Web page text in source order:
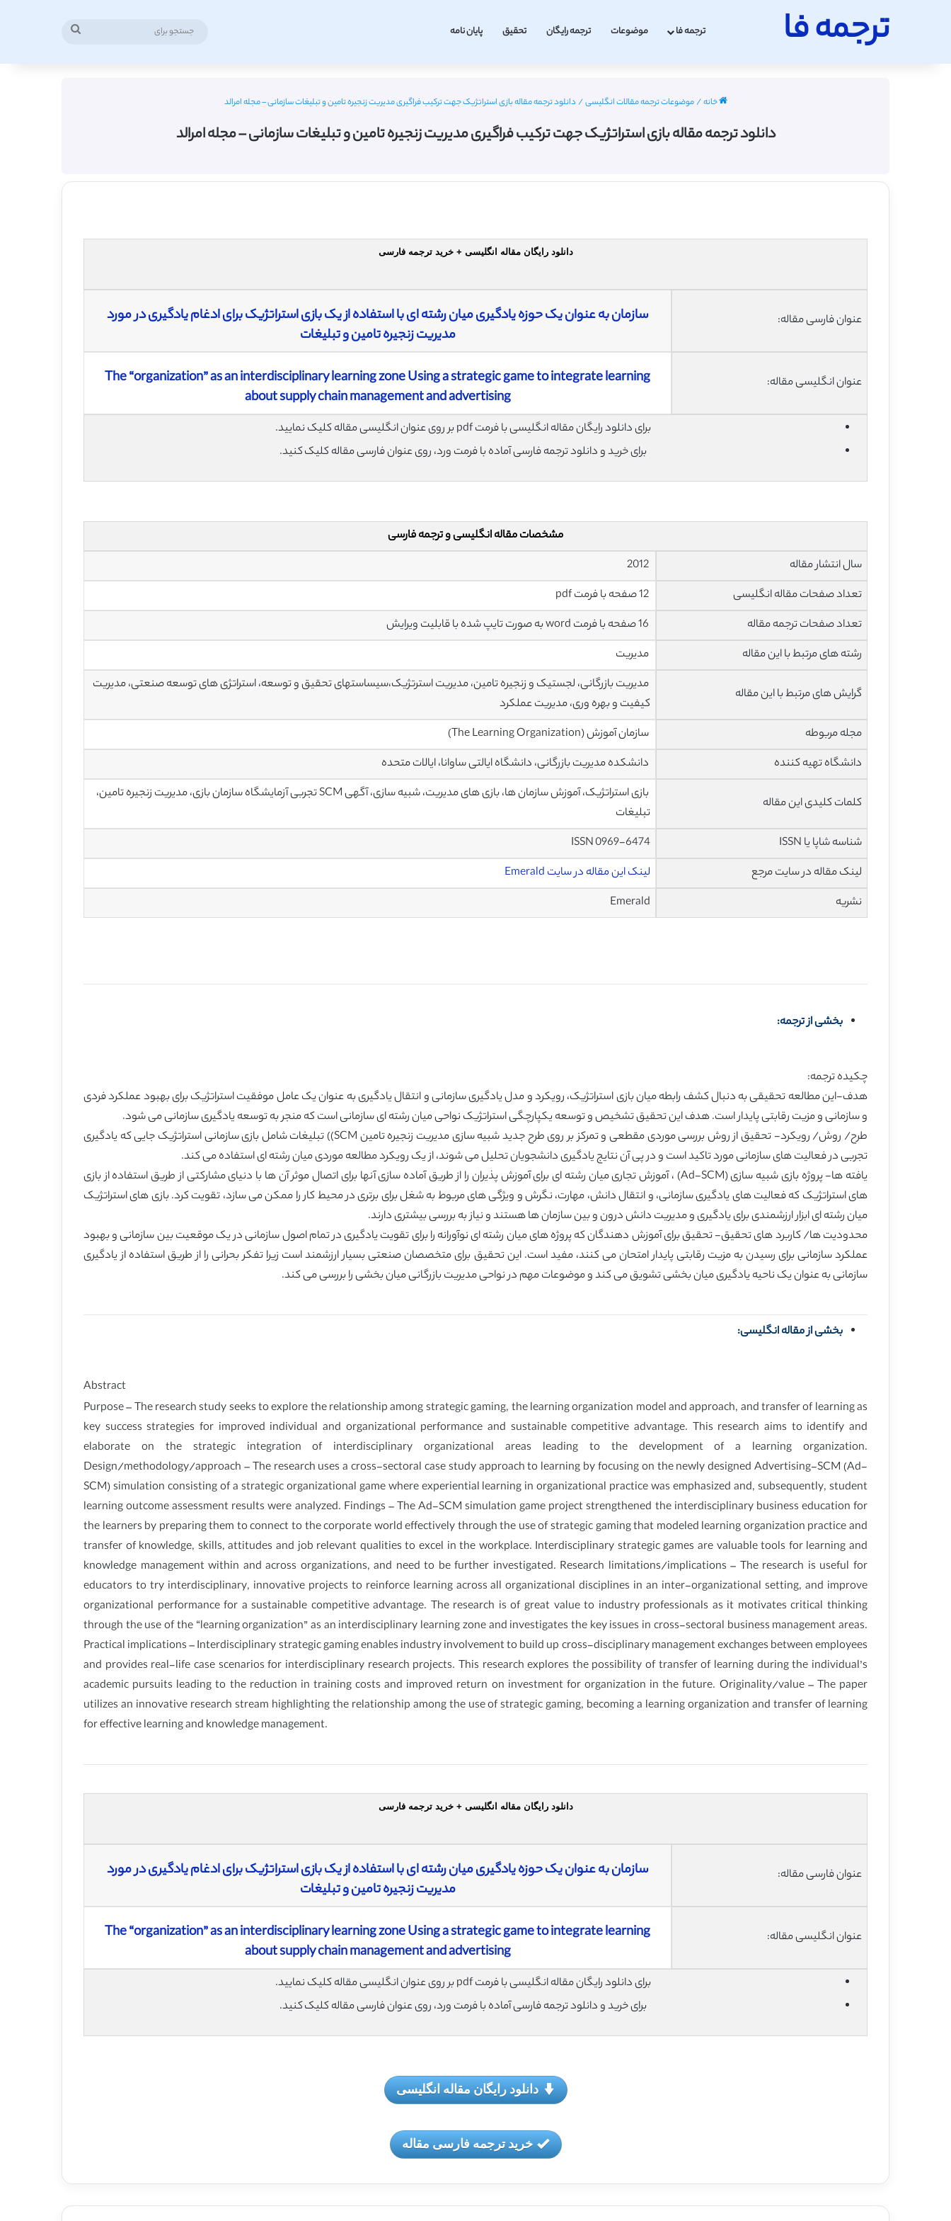
ترجمه فا ترجمه فا موضوعات ترجمه رایگان تحقیق پایان نامه
خانه/موضوعات ترجمه مقالات انگلیسی/ دانلود ترجمه مقاله بازی استراتژیک جهت ترکیب فراگیری مدیریت زنجیره تامین و تبلیغات سازمانی – مجله امرالد
دانلود ترجمه مقاله بازی استراتژیک جهت ترکیب فراگیری مدیریت زنجیره تامین و تبلیغات سازمانی – مجله امرالد
دانلود رایگان مقاله انگلیسی + خرید ترجمه فارسی
عنوان فارسی مقاله:
سازمان به عنوان یک حوزه یادگیری میان رشته ای با استفاده از یک بازی استراتژیک برای ادغام یادگیری در مورد
مدیریت زنجیره تامین و تبلیغات
عنوان انگلیسی مقاله:
The “organization” as an interdisciplinary learning zone Using a strategic game to integrate learning
about supply chain management and advertising
برای دانلود رایگان مقاله انگلیسی با فرمت pdf بر روی عنوان انگلیسی مقاله کلیک نمایید.
برای خرید و دانلود ترجمه فارسی آماده با فرمت ورد، روی عنوان فارسی مقاله کلیک کنید.
مشخصات مقاله انگلیسی و ترجمه فارسی
سال انتشار مقاله
تعداد صفحات مقاله انگلیسی
تعداد صفحات ترجمه مقاله
رشته های مرتبط با این مقاله
مدیریت
گرایش های مرتبط با این مقاله
مدیریت بازرگانی، لجستیک و زنجیره تامین، مدیریت استرتژیک،سیساستهای تحقیق و توسعه، استراتژی های توسعه صنعتی، مدیریت
کیفیت و بهره وری، مدیریت عملکرد
مجله مربوطه
سازمان آموزش (The Learning Organization)
دانشگاه تهیه کننده
دانشکده مدیریت بازرگانی، دانشگاه ایالتی ساوانا، ایالات متحده
کلمات کلیدی این مقاله
بازی استراتژیک، آموزش سازمان ها، بازی های مدیریت، شبیه سازی، آگهی SCM تجربی آزمایشگاه سازمان بازی، مدیریت زنجیره تامین،
تبلیغات
شناسه شاپا یا ISSN
ISSN 0969-6474
لینک مقاله در سایت مرجع
لینک این مقاله در سایت Emerald
نشریه
Emerald
بخشی از ترجمه:
چکیده ترجمه:
هدف-این مطالعه تحقیقی به دنبال کشف رابطه میان بازی استراتژیک، رویکرد و مدل یادگیری سازمانی و انتقال یادگیری به عنوان یک عامل موفقیت استراتژیک برای بهبود عملکرد فردی
و سازمانی و مزیت رقابتی پایدار است. هدف این تحقیق تشخیص و توسعه یکپارچگی استراتژیک نواحی میان رشته ای سازمانی است که منجر به توسعه یادگیری سازمانی می شود.
طرح/ روش/ رویکرد- تحقیق از روش بررسی موردی مقطعی و تمرکز بر روی طرح جدید شبیه سازی مدیریت زنجیره تامین SCM)) تبلیغات شامل بازی سازمانی استراتژیک جایی که یادگیری
تجربی در فعالیت های سازمانی مورد تاکید است و در پی آن نتایج یادگیری دانشجویان تحلیل می شوند، از یک رویکرد مطالعه موردی میان رشته ای استفاده می کند.
یافته ها- پروژه بازی شبیه سازی (Ad-SCM) ، آموزش تجاری میان رشته ای برای آموزش پذیران را از طریق آماده سازی آنها برای اتصال موثر آن ها با دنیای مشارکتی از طریق استفاده از بازی
های استراتژیک که فعالیت های یادگیری سازمانی، و انتقال دانش، مهارت، نگرش و ویژگی های مربوط به شغل برای برتری در محیط کار را ممکن می سازد، تقویت کرد. بازی های استراتژیک
میان رشته ای ابزار ارزشمندی برای یادگیری و مدیریت دانش درون و بین سازمان ها هستند و نیاز به بررسی بیشتری دارند.
محدودیت ها/ کاربرد های تحقیق- تحقیق برای آموزش دهندگان که پروژه های میان رشته ای نوآورانه را برای تقویت یادگیری در تمام اصول سازمانی در یک موقعیت بین سازمانی و بهبود
عملکرد سازمانی برای رسیدن به مزیت رقابتی پایدار امتحان می کنند، مفید است. این تحقیق برای متخصصان صنعتی بسیار ارزشمند است زیرا تفکر بحرانی را از طریق استفاده از یادگیری
سازمانی به عنوان یک ناحیه یادگیری میان بخشی تشویق می کند و موضوعات مهم در نواحی مدیریت بازرگانی میان بخشی را بررسی می کند.
بخشی از مقاله انگلیسی:
Abstract
Purpose – The research study seeks to explore the relationship among strategic gaming, the learning organization model and approach, and transfer of learning as
key success strategies for improved individual and organizational performance and sustainable competitive advantage. This research aims to identify and
elaborate on the strategic integration of interdisciplinary organizational areas leading to the development of a learning organization.
Design/methodology/approach – The research uses a cross-sectoral case study approach to learning by focusing on the newly designed Advertising-SCM (Ad-
SCM) simulation consisting of a strategic organizational game where experiential learning in organizational practice was emphasized and, subsequently, student
learning outcome assessment results were analyzed. Findings – The Ad-SCM simulation game project strengthened the interdisciplinary business education for
the learners by preparing them to connect to the corporate world effectively through the use of strategic gaming that modeled learning organization practice and
transfer of knowledge, skills, attitudes and job relevant qualities to excel in the workplace. Interdisciplinary strategic games are valuable tools for learning and
knowledge management within and across organizations, and need to be further investigated. Research limitations/implications – The research is useful for
educators to try interdisciplinary, innovative projects to reinforce learning across all organizational disciplines in an inter-organizational setting, and improve
organizational performance for a sustainable competitive advantage. The research is of great value to industry professionals as it motivates critical thinking
through the use of the “learning organization” as an interdisciplinary learning zone and investigates the key issues in cross-sectoral business management areas.
Practical implications – Interdisciplinary strategic gaming enables industry involvement to build up cross-disciplinary management exchanges between employees
and provides real-life case scenarios for interdisciplinary research projects. This research explores the possibility of transfer of learning during the individual’s
academic pursuits leading to the reduction in training costs and improved return on investment for organization in the future. Originality/value – The paper
utilizes an innovative research stream highlighting the relationship among the use of strategic gaming, becoming a learning organization and transfer of learning
for effective learning and knowledge management.
دانلود رایگان مقاله انگلیسی + خرید ترجمه فارسی
عنوان فارسی مقاله:
سازمان به عنوان یک حوزه یادگیری میان رشته ای با استفاده از یک بازی استراتژیک برای ادغام یادگیری در مورد
مدیریت زنجیره تامین و تبلیغات
عنوان انگلیسی مقاله:
The “organization” as an interdisciplinary learning zone Using a strategic game to integrate learning
about supply chain management and advertising
برای دانلود رایگان مقاله انگلیسی با فرمت pdf بر روی عنوان انگلیسی مقاله کلیک نمایید.
برای خرید و دانلود ترجمه فارسی آماده با فرمت ورد، روی عنوان فارسی مقاله کلیک کنید.
دانلود رایگان مقاله انگلیسی
خرید ترجمه فارسی مقاله